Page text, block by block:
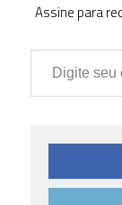
Assine para
Digite seu e-mail…